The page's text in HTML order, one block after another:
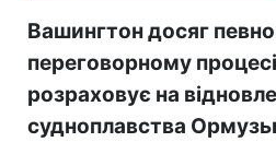
Вашингтон досяг
переговорному
розраховує на
судноплавства